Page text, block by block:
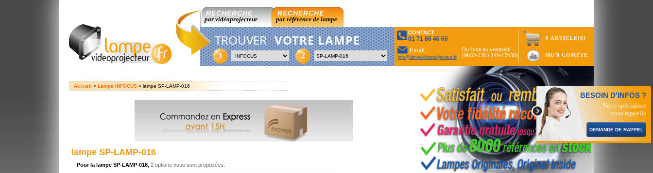
RECHERCHE
par vidéoprojecteur
RECHERCHE
par référence de lampe
TROUVER VOTRE LAMPE
1 2
CONTACT
01 71 86 46 66
Email
info@lampevideoprojecteur.fr
Du lundi au vendredi
(9h30-13h / 14h-17h30)
0 ARTICLE(S)
MON COMPTE
Accueil > Lampe INFOCUS > lampe SP-LAMP-016
BESOIN D'INFOS ?
Notre spécialiste
vous rappelle
DEMANDE DE RAPPEL
lampe SP-LAMP-016
Pour la lampe SP-LAMP-016, 2 options vous sont proposées.